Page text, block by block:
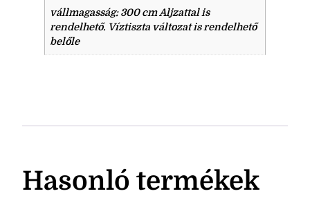
vállmagasság: 300 cm Aljzattal is
rendelhető. Víztiszta változat is rendelhető
belőle
Hasonló termékek